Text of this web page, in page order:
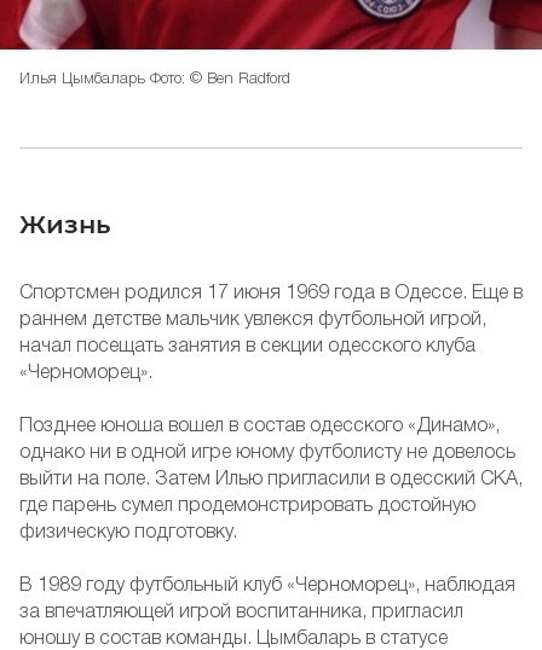
Илья Цымбаларь Фото: © Ben Radford
Жизнь
Спортсмен родился 17 июня 1969 года в Одессе. Еще в
раннем детстве мальчик увлекся футбольной игрой,
начал посещать занятия в секции одесского клуба
«Черноморец».
Позднее юноша вошел в состав одесского «Динамо»,
однако ни в одной игре юному футболисту не довелось
выйти на поле. Затем Илью пригласили в одесский СКА,
где парень сумел продемонстрировать достойную
физическую подготовку.
В 1989 году футбольный клуб «Черноморец», наблюдая
за впечатляющей игрой воспитанника, пригласил
юношу в состав команды. Цымбаларь в статусе